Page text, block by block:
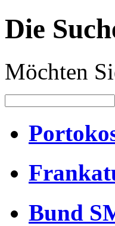
Die
Möchten
Bund